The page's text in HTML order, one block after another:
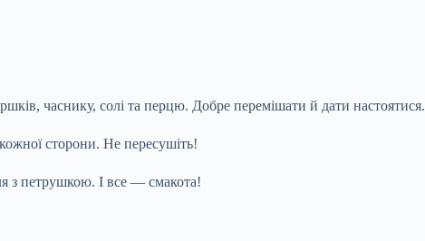
часнику, солі та перцю. Добре перемішати й дати настоятися.
сторони. Не пересушіть!
з петрушкою. І все — смакота!